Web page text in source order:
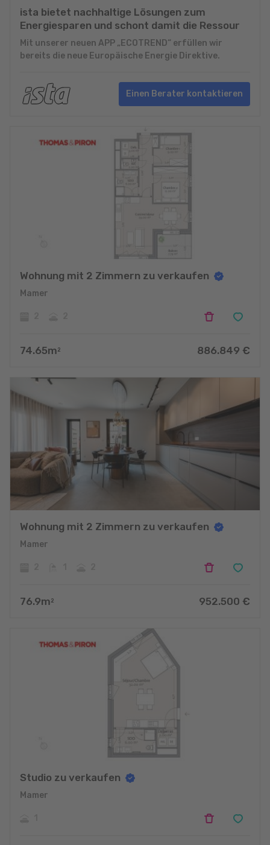
ista bietet nachhaltige Lösungen zum
Energiesparen und schont damit die Ressour
Mit unserer neuen APP „ECOTREND“ erfüllen wir
bereits die neue Europäische Energie Direktive.
Einen Berater kontaktieren
Wohnung mit 2 Zimmern zu verkaufen
Mamer
74.65m 2 886.849 €
Wohnung mit 2 Zimmern zu verkaufen
Mamer
76.9m 2 952.500 €
Studio zu verkaufen
Mamer